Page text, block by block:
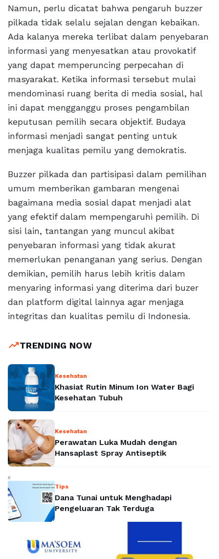
Namun, perlu dicatat bahwa pengaruh buzzer
pilkada tidak selalu sejalan dengan kebaikan.
Ada kalanya mereka terlibat dalam penyebaran
informasi yang menyesatkan atau provokatif
yang dapat memperuncing perpecahan di
masyarakat. Ketika informasi tersebut mulai
mendominasi ruang berita di media sosial, hal
ini dapat mengganggu proses pengambilan
keputusan pemilih secara objektif. Budaya
informasi menjadi sangat penting untuk
menjaga kualitas pemilu yang demokratis.
Buzzer pilkada dan partisipasi dalam pemilihan
umum memberikan gambaran mengenai
bagaimana media sosial dapat menjadi alat
yang efektif dalam mempengaruhi pemilih. Di
sisi lain, tantangan yang muncul akibat
penyebaran informasi yang tidak akurat
memerlukan penanganan yang serius. Dengan
demikian, pemilih harus lebih kritis dalam
menyaring informasi yang diterima dari buzer
dan platform digital lainnya agar menjaga
integritas dan kualitas pemilu di Indonesia.
trending_upTRENDING NOW
Kesehatan
Khasiat Rutin Minum Ion Water Bagi
Kesehatan Tubuh
Kesehatan
Perawatan Luka Mudah dengan
Hansaplast Spray Antiseptik
Tips
Dana Tunai untuk Menghadapi
Pengeluaran Tak Terduga